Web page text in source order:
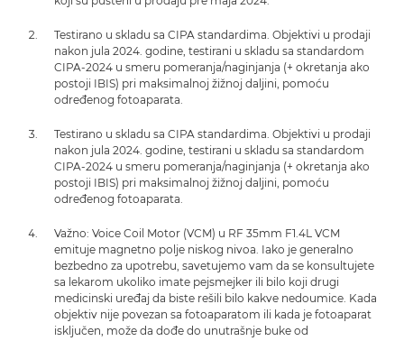
Testirano u skladu sa CIPA standardima. Objektivi u prodaji
nakon jula 2024. godine, testirani u skladu sa standardom
CIPA-2024 u smeru pomeranja/naginjanja (+ okretanja ako
postoji IBIS) pri maksimalnoj žižnoj daljini, pomoću
određenog fotoaparata.
Testirano u skladu sa CIPA standardima. Objektivi u prodaji
nakon jula 2024. godine, testirani u skladu sa standardom
CIPA-2024 u smeru pomeranja/naginjanja (+ okretanja ako
postoji IBIS) pri maksimalnoj žižnoj daljini, pomoću
određenog fotoaparata.
Važno: Voice Coil Motor (VCM) u RF 35mm F1.4L VCM
emituje magnetno polje niskog nivoa. Iako je generalno
bezbedno za upotrebu, savetujemo vam da se konsultujete
sa lekarom ukoliko imate pejsmejker ili bilo koji drugi
medicinski uređaj da biste rešili bilo kakve nedoumice. Kada
objektiv nije povezan sa fotoaparatom ili kada je fotoaparat
isključen, može da dođe do unutrašnje buke od